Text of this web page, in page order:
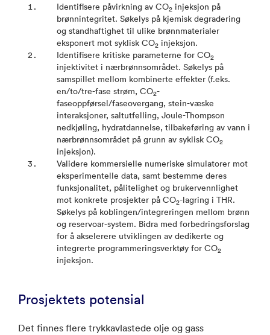
Identifisere påvirkning av CO2 injeksjon på
brønnintegritet. Søkelys på kjemisk degradering
og standhaftighet til ulike brønnmaterialer
eksponert mot syklisk CO2 injeksjon.
Identifisere kritiske parameterne for CO2
injektivitet i nærbrønnsområdet. Søkelys på
samspillet mellom kombinerte effekter (f.eks.
en/to/tre-fase strøm, CO2-
faseoppførsel/faseovergang, stein-væske
interaksjoner, saltutfelling, Joule-Thompson
nedkjøling, hydratdannelse, tilbakeføring av vann i
nærbrønnsområdet på grunn av syklisk CO2
injeksjon).
Validere kommersielle numeriske simulatorer mot
eksperimentelle data, samt bestemme deres
funksjonalitet, pålitelighet og brukervennlighet
mot konkrete prosjekter på CO2-lagring i THR.
Søkelys på koblingen/integreringen mellom brønn
og reservoar-system. Bidra med forbedringsforslag
for å akselerere utviklingen av dedikerte og
integrerte programmeringsverktøy for CO2
injeksjon.
Prosjektets potensial
Det finnes flere trykkavlastede olje og gass